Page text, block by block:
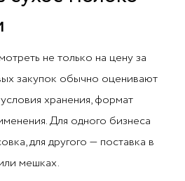
не только на цену за
закупок обычно оценивают
хранения, формат
Для одного бизнеса
для другого — поставка в
мешках.